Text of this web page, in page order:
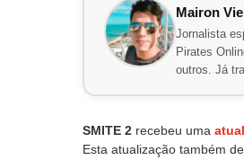
Mairon
Jornalista
Pirates
outros. Já
SMITE 2 recebeu uma
Esta atualização também